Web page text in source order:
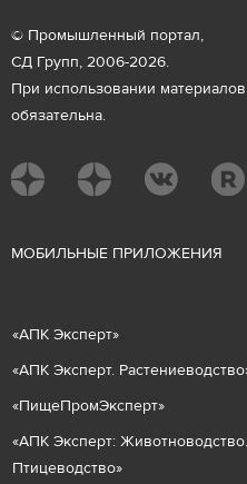
© Промышленный портал,
СД Групп, 2006-2026.
При использовании
обязательна.
МОБИЛЬНЫЕ ПРИЛОЖЕНИЯ
«АПК Эксперт»
«АПК Эксперт. Растениеводство
«ПищеПромЭксперт»
«АПК Эксперт: Животноводство.
Птицеводство»